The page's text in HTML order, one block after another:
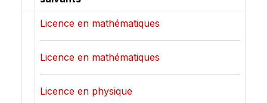
Licence en mathématiques
Licence en mathématiques
Licence en physique